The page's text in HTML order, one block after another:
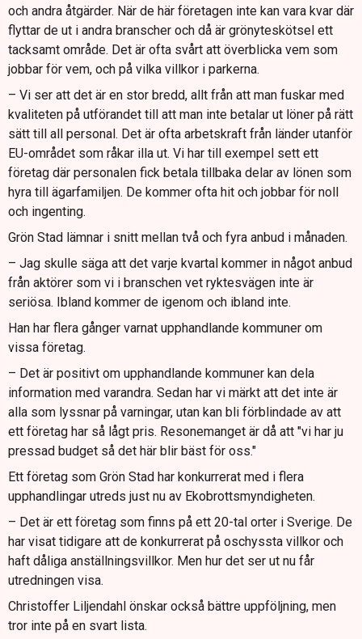
och andra åtgärder. När de här företagen inte kan vara kvar där
flyttar de ut i andra branscher och då är grönyteskötsel ett
tacksamt område. Det är ofta svårt att överblicka vem som
jobbar för vem, och på vilka villkor i parkerna.
– Vi ser att det är en stor bredd, allt från att man fuskar med
kvaliteten på utförandet till att man inte betalar ut löner på rätt
sätt till all personal. Det är ofta arbetskraft från länder utanför
EU-området som råkar illa ut. Vi har till exempel sett ett
företag där personalen fick betala tillbaka delar av lönen som
hyra till ägarfamiljen. De kommer ofta hit och jobbar för noll
och ingenting.
Grön Stad lämnar i snitt mellan två och fyra anbud i månaden.
– Jag skulle säga att det varje kvartal kommer in något anbud
från aktörer som vi i branschen vet ryktesvägen inte är
seriösa. Ibland kommer de igenom och ibland inte.
Han har flera gånger varnat upphandlande kommuner om
vissa företag.
– Det är positivt om upphandlande kommuner kan dela
information med varandra. Sedan har vi märkt att det inte är
alla som lyssnar på varningar, utan kan bli förblindade av att
ett företag har så lågt pris. Resonemanget är då att "vi har ju
pressad budget så det här blir bäst för oss."
Ett företag som Grön Stad har konkurrerat med i flera
upphandlingar utreds just nu av Ekobrottsmyndigheten.
– Det är ett företag som finns på ett 20-tal orter i Sverige. De
har visat tidigare att de konkurrerat på oschyssta villkor och
haft dåliga anställningsvillkor. Men hur det ser ut nu får
utredningen visa.
Christoffer Liljendahl önskar också bättre uppföljning, men
tror inte på en svart lista.